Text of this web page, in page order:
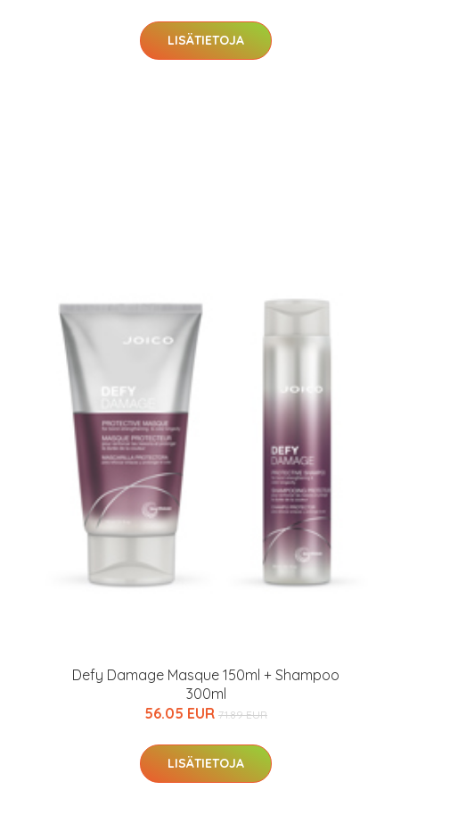
LISÄTIETOJA
Defy Damage Masque 150ml + Shampoo
300ml
56.05 EUR 71.89 EUR
LISÄTIETOJA